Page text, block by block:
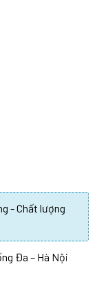
- Chất lượng
Đa – Hà Nội